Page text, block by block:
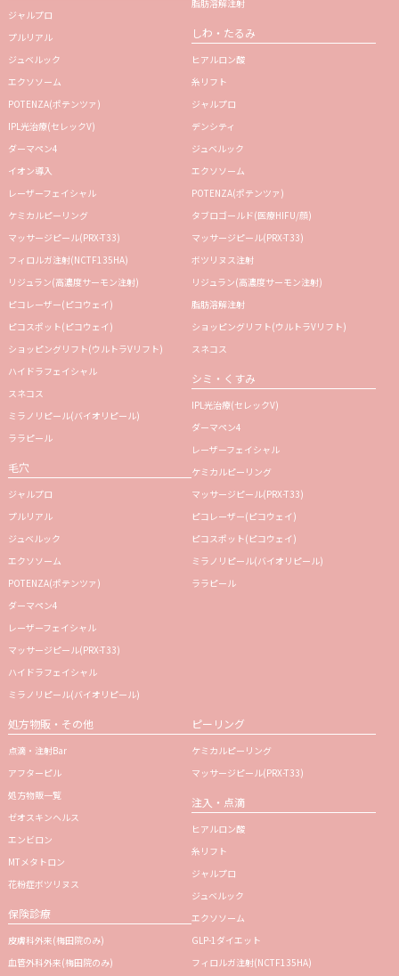
ジャルプロ
プルリアル
ジュベルック
エクソソーム
POTENZA(ポテンツァ)
IPL光治療(セレックV)
ダーマペン4
イオン導入
レーザーフェイシャル
ケミカルピーリング
マッサージピール(PRX-T33)
フィロルガ注射(NCTF135HA)
リジュラン(高濃度サーモン注射)
ピコレーザー(ピコウェイ)
ピコスポット(ピコウェイ)
ショッピングリフト(ウルトラVリフト)
ハイドラフェイシャル
スネコス
ミラノリピール(バイオリピール)
ララピール
毛穴
ジャルプロ
プルリアル
ジュベルック
エクソソーム
POTENZA(ポテンツァ)
ダーマペン4
レーザーフェイシャル
マッサージピール(PRX-T33)
ハイドラフェイシャル
ミラノリピール(バイオリピール)
脂肪溶解注射
しわ・たるみ
ヒアルロン酸
糸リフト
ジャルプロ
デンシティ
ジュベルック
エクソソーム
POTENZA(ポテンツァ)
タブロゴールド(医療HIFU/顔)
マッサージピール(PRX-T33)
ボツリヌス注射
リジュラン(高濃度サーモン注射)
脂肪溶解注射
ショッピングリフト(ウルトラVリフト)
スネコス
シミ・くすみ
IPL光治療(セレックV)
ダーマペン4
レーザーフェイシャル
ケミカルピーリング
マッサージピール(PRX-T33)
ピコレーザー(ピコウェイ)
ピコスポット(ピコウェイ)
ミラノリピール(バイオリピール)
ララピール
処方物販・その他
点滴・注射Bar
アフターピル
処方物販一覧
ゼオスキンヘルス
エンビロン
MTメタトロン
花粉症ボツリヌス
保険診療
皮膚科外来(梅田院のみ)
血管外科外来(梅田院のみ)
ピーリング
ケミカルピーリング
マッサージピール(PRX-T33)
注入・点滴
ヒアルロン酸
糸リフト
ジャルプロ
ジュベルック
エクソソーム
GLP-1ダイエット
フィロルガ注射(NCTF135HA)